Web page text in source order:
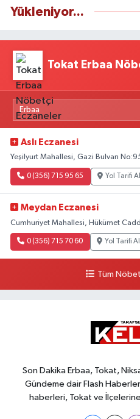
Yükleniyor...
Tokat Erbaa
Aslı Eczanesi
Yeşilyurt Mahallesi, Gazi Bulvarı
0 (356) 715 95 65 Yol Tarifi Al
Meydan Eczanesi
Cumhuriyet Mahallesi, Hükümet
0 (356) 715 70 60 Yol Tarifi Al
Tüm
Son Dakika Erbaa, Tokat,
Gündeme dair Flash
haberleri, Tokat ve